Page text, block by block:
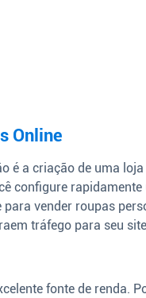
Online
é a criação de uma
configure
para vender roupas
tráfego para seu
fonte de renda.